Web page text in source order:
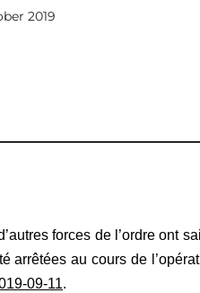
2019
forces de l’ordre ont
arrêtées au cours de
09-11.